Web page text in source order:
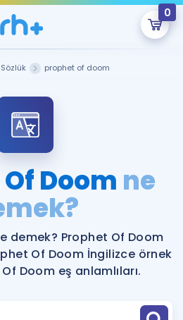
0
Hatırlamıyorum
Şu An Boş.
hazırlayacak onlarca eğitim seni
bekliyor!
İngilizce Gramer
Sözlük prophet of doom
Doom ne
demek? Prophet Of Doom
Of Doom İngilizce örnek
Doom eş anlamlıları.